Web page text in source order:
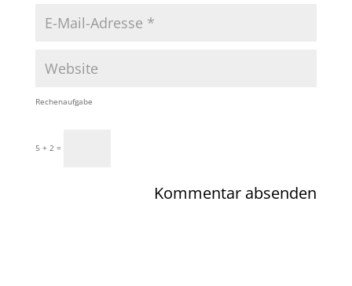
Rechenaufgabe
5 + 2 =